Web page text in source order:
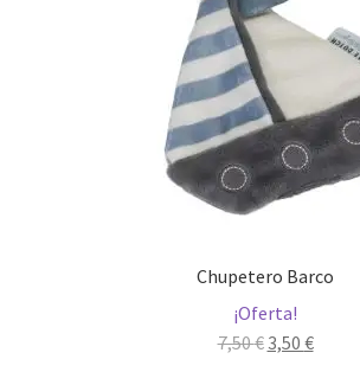
Chupetero Barco
¡Oferta!
7,50€ El
3,50 €El